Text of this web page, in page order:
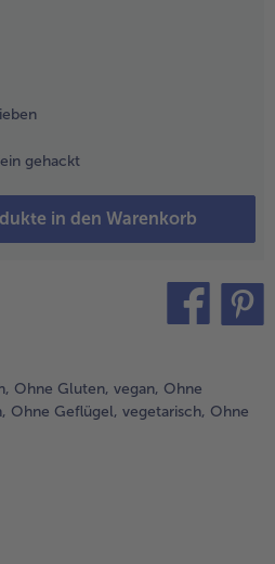
gehackt
in den Warenkorb
Ohne Gluten, vegan, Ohne
Ohne Geflügel, vegetarisch, Ohne